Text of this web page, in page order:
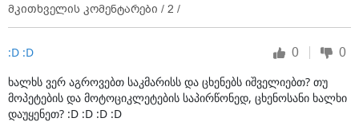
მკითხველის კომენტარები / 2 /
:D :D 0 0
ხალხს ვერ აგროვებთ საკმარისს და ცხენებს იშველიებთ? თუ
მოპეტების და მოტოციკლეტების საპირწონედ, ცხენოსანი ხალხი
დაუყენეთ? :D :D :D :D